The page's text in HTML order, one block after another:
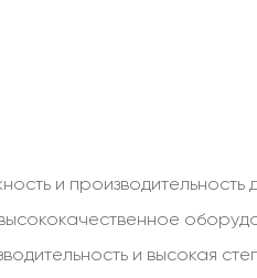
и производительность
и высокая